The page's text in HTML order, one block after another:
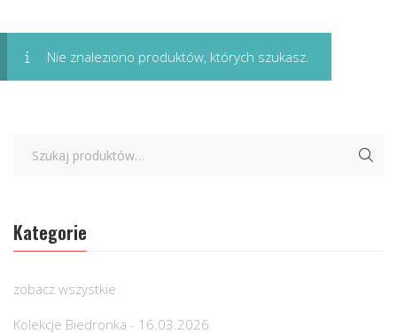
Nie znaleziono produktów, których szukasz.
Kategorie
zobacz wszystkie
Kolekcje Biedronka - 16.03.2026